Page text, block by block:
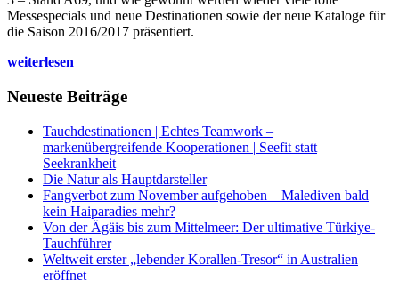
Messespecials und neue Destinationen sowie der neue Kataloge für
die Saison 2016/2017 präsentiert.
weiterlesen
Neueste Beiträge
Tauchdestinationen | Echtes Teamwork –
markenübergreifende Kooperationen | Seefit statt
Seekrankheit
Die Natur als Hauptdarsteller
Fangverbot zum November aufgehoben – Malediven bald
kein Haiparadies mehr?
Von der Ägäis bis zum Mittelmeer: Der ultimative Türkiye-
Tauchführer
Weltweit erster „lebender Korallen-Tresor“ in Australien
eröffnet